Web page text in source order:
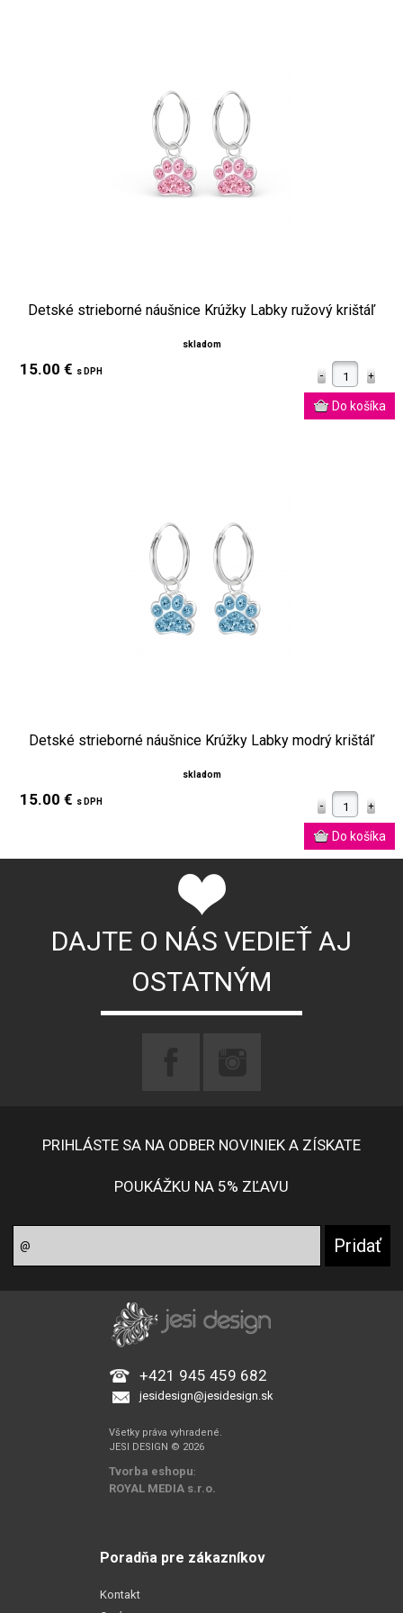
Detské strieborné náušnice Krúžky Labky ružový krištáľ
skladom
15.00 € s DPH
Detské strieborné náušnice Krúžky Labky modrý krištáľ
skladom
15.00 € s DPH
DAJTE O NÁS VEDIEŤ AJ
OSTATNÝM
PRIHLÁSTE SA NA ODBER NOVINIEK A ZÍSKATE
POUKÁŽKU NA 5% ZĽAVU
+421 945 459 682
jesidesign@jesidesign.sk
Všetky práva vyhradené.
JESI DESIGN © 2026
Tvorba eshopu:
ROYAL MEDIA s.r.o.
Poradňa pre zákazníkov
Kontakt